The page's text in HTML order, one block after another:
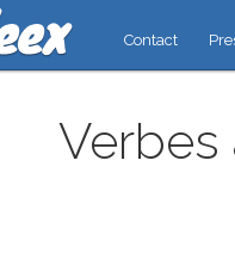
Contact
Verbes